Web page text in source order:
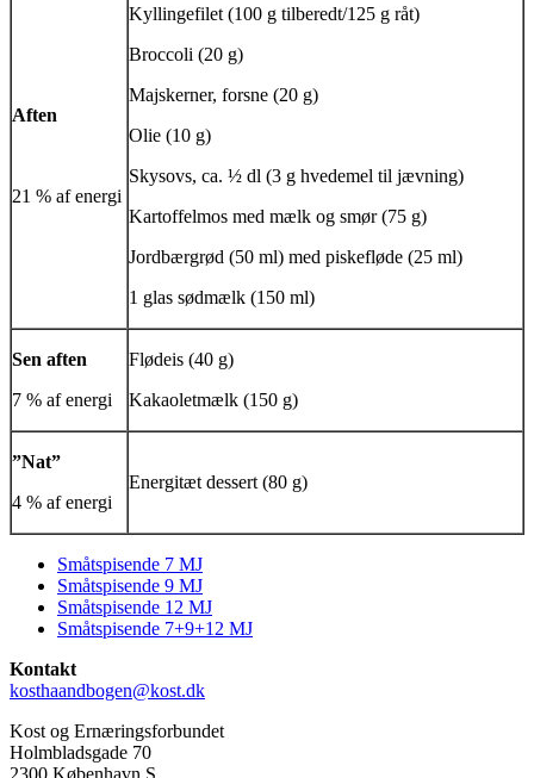
Aften
21 % af energi
Kyllingefilet (100 g tilberedt/125 g råt)
Broccoli (20 g)
Majskerner, forsne (20 g)
Olie (10 g)
Skysovs, ca. ½ dl (3 g hvedemel til jævning)
Kartoffelmos med mælk og smør (75 g)
Jordbærgrød (50 ml) med piskefløde (25 ml)
1 glas sødmælk (150 ml)
Sen aften
7 % af energi
Flødeis (40 g)
Kakaoletmælk (150 g)
”Nat”
4 % af energi
Energitæt dessert (80 g)
Side
menu
Småtspisende 7 MJ
Småtspisende 9 MJ
Småtspisende 12 MJ
Småtspisende 7+9+12 MJ
Kontakt
kosthaandbogen@kost.dk
Kost og Ernæringsforbundet
Holmbladsgade 70